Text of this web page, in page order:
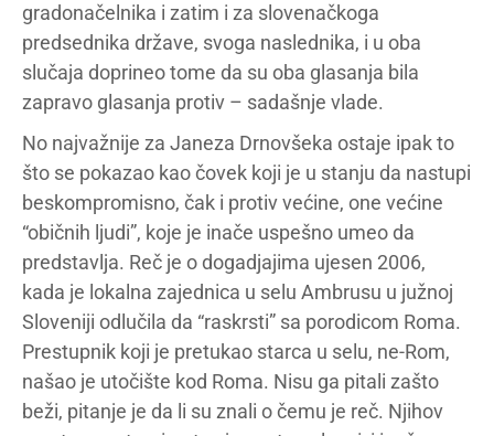
gradonačelnika i zatim i za slovenačkoga
predsednika države, svoga naslednika, i u oba
slučaja doprineo tome da su oba glasanja bila
zapravo glasanja protiv – sadašnje vlade.
No najvažnije za Janeza Drnovšeka ostaje ipak to
što se pokazao kao čovek koji je u stanju da nastupi
beskompromisno, čak i protiv većine, one većine
“običnih ljudi”, koje je inače uspešno umeo da
predstavlja. Reč je o dogadjajima ujesen 2006,
kada je lokalna zajednica u selu Ambrusu u južnoj
Sloveniji odlučila da “raskrsti” sa porodicom Roma.
Prestupnik koji je pretukao starca u selu, ne-Rom,
našao je utočište kod Roma. Nisu ga pitali zašto
beži, pitanje je da li su znali o čemu je reč. Njihov